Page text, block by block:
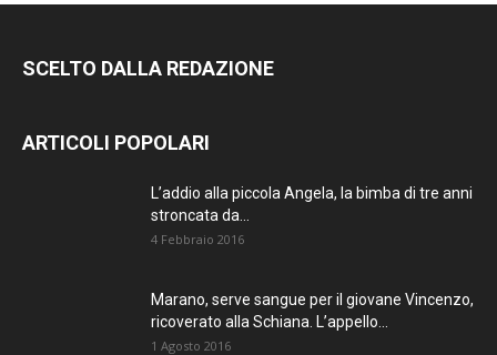
SCELTO DALLA REDAZIONE
ARTICOLI POPOLARI
L’addio alla piccola Angela, la bimba di tre anni
stroncata da...
4 Febbraio 2016
Marano, serve sangue per il giovane Vincenzo,
ricoverato alla Schiana. L’appello...
1 Agosto 2016
RIMANI
AGGIORNATO.
METTI UN
MI PIACE!
TERRANOSTRA NEWS